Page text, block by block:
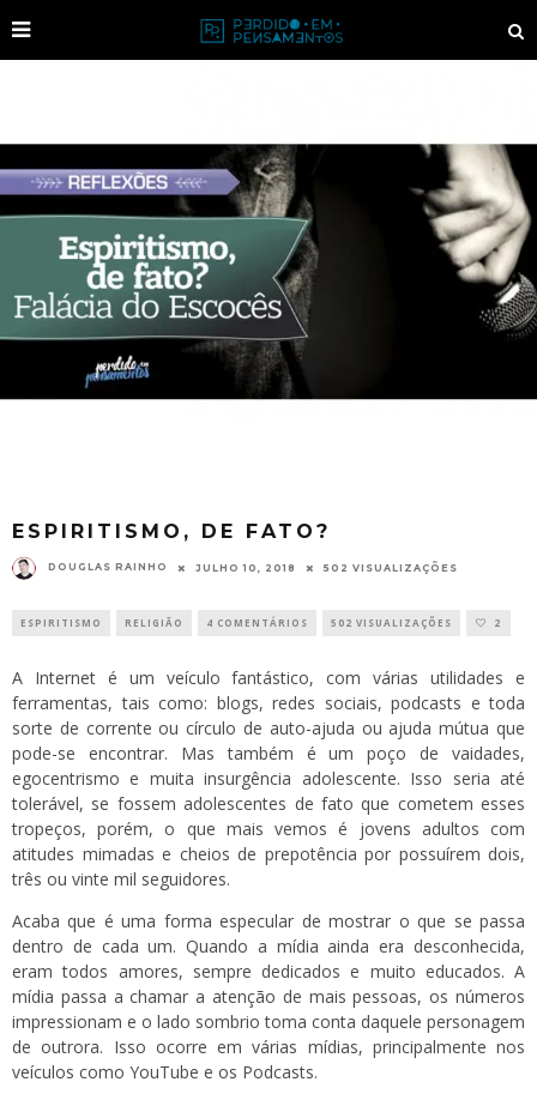
ESPIRITISMO, DE FATO?
DOUGLAS RAINHO JULHO 10, 2018 502 VISUALIZAÇÕES
ESPIRITISMO RELIGIÃO 4 COMENTÁRIOS 502 VISUALIZAÇÕES 2
A Internet é um veículo fantástico, com várias utilidades e
ferramentas, tais como: blogs, redes sociais, podcasts e toda
sorte de corrente ou círculo de auto-ajuda ou ajuda mútua que
pode-se encontrar. Mas também é um poço de vaidades,
egocentrismo e muita insurgência adolescente. Isso seria até
tolerável, se fossem adolescentes de fato que cometem esses
tropeços, porém, o que mais vemos é jovens adultos com
atitudes mimadas e cheios de prepotência por possuírem dois,
três ou vinte mil seguidores.
Acaba que é uma forma especular de mostrar o que se passa
dentro de cada um. Quando a mídia ainda era desconhecida,
eram todos amores, sempre dedicados e muito educados. A
mídia passa a chamar a atenção de mais pessoas, os números
impressionam e o lado sombrio toma conta daquele personagem
de outrora. Isso ocorre em várias mídias, principalmente nos
veículos como YouTube e os Podcasts.